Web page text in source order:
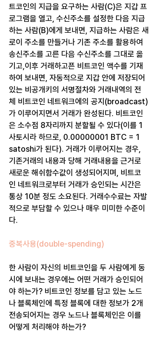
트코인의 지급을 요구하는 사람(C)은 지갑 프
로그램을 열고, 수신주소를 설정한 다음 지급
하는 사람(B)에게 보내면, 지급하는 사람은 새
로이 주소를 만들거나 기존 주소를 활용하여
송신주소를 고른 다음 수신주소를 그대로 옮
기고,이후 거래하고픈 비트코인 액수를 기재
하여 보내면, 자동적으로 지갑 안에 저장되어
있는 비공개키의 서명절차와 거래내역의 전
체 비트코인 네트워크에의 공지(broadcast)
가 이루어지면서 거래가 완성된다. 비트코인
은 소수점 8자리까지 분할될 수 있다(이를 1
사토시라 하므로, 0.00000001 BTC = 1
satoshi가 된다). 거래가 이루어지는 경우,
기존거래의 내용과 당해 거래내용을 근거로
새로운 해쉬함수값이 생성되어지며, 비트코
인 네트워크로부터 거래가 승인되는 시간은
통상 10분 정도 소요된다. 거래수수료는 자발
적으로 부담할 수 있으나 매우 미미한 수준이
다.
중복사용(double-spending)
한 사람이 자신의 비트코인을 두 사람에게 동
시에 보내는 경우에는 어떤 거래가 승인되어
야 하는가? 비트코인 정보를 담고 있는 노드
나 블록체인에 특정 블록에 대한 정보가 2개
전송되어지는 경우 노드나 블록체인은 이를
어떻게 처리해야 하는가?